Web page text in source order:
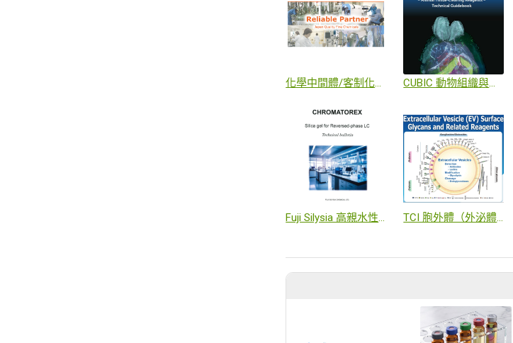
化學中間體/客制化合成 CUBIC 動物組織與全器官透明化技術：獲日本 RIKEN 授權之專利試劑，能將動物器官高度透明化並保留螢光訊號，實現 3D 單細胞解析度造影
Fuji Silysia 高親水性/醣類專用層析矽膠 (ARG / NH-SG Silica) TCI 胞外體（外泌體）表面聚醣及相關試劑